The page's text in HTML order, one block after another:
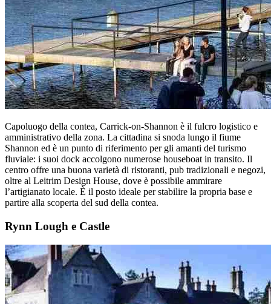
Capoluogo della contea, Carrick-on-Shannon è il fulcro logistico e
amministrativo della zona. La cittadina si snoda lungo il fiume
Shannon ed è un punto di riferimento per gli amanti del turismo
fluviale: i suoi dock accolgono numerose houseboat in transito. Il
centro offre una buona varietà di ristoranti, pub tradizionali e negozi,
oltre al Leitrim Design House, dove è possibile ammirare
l’artigianato locale. È il posto ideale per stabilire la propria base e
partire alla scoperta del sud della contea.
Rynn Lough e Castle